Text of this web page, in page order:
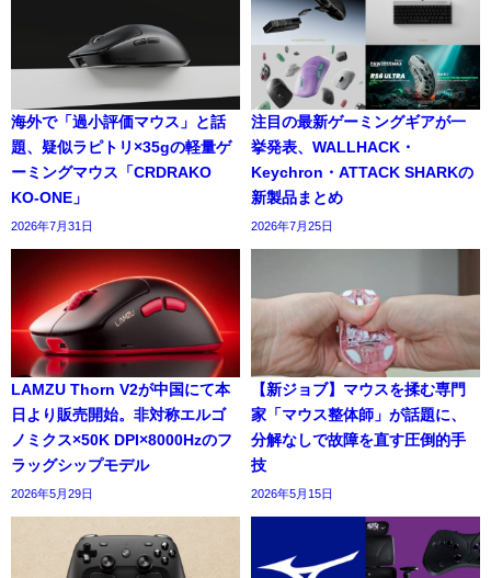
海外で「過小評価マウス」と話
題、疑似ラピトリ×35gの軽量ゲ
ーミングマウス「CRDRAKO
KO-ONE」
2026年7月31日
注目の最新ゲーミングギアが一
挙発表、WALLHACK・
Keychron・ATTACK SHARKの
新製品まとめ
2026年7月25日
LAMZU Thorn V2が中国にて本
日より販売開始。非対称エルゴ
ノミクス×50K DPI×8000Hzのフ
ラッグシップモデル
2026年5月29日
【新ジョブ】マウスを揉む専門
家「マウス整体師」が話題に、
分解なしで故障を直す圧倒的手
技
2026年5月15日